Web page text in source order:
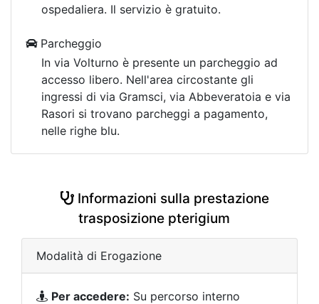
ospedaliera. Il servizio è gratuito.
Parcheggio
In via Volturno è presente un parcheggio ad
accesso libero. Nell'area circostante gli
ingressi di via Gramsci, via Abbeveratoia e via
Rasori si trovano parcheggi a pagamento,
nelle righe blu.
Informazioni sulla prestazione
trasposizione pterigium
Modalità di Erogazione
Per accedere: Su percorso interno